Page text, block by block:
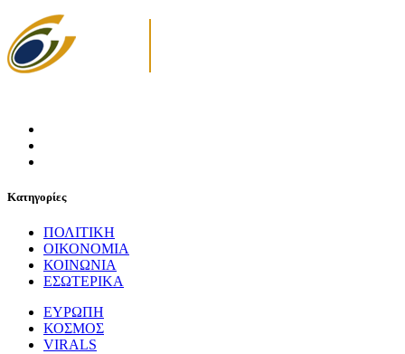
Κατηγορίες
ΠΟΛΙΤΙΚΗ
ΟΙΚΟΝΟΜΙΑ
ΚΟΙΝΩΝΙΑ
ΕΣΩΤΕΡΙΚΑ
ΕΥΡΩΠΗ
ΚΟΣΜΟΣ
VIRALS